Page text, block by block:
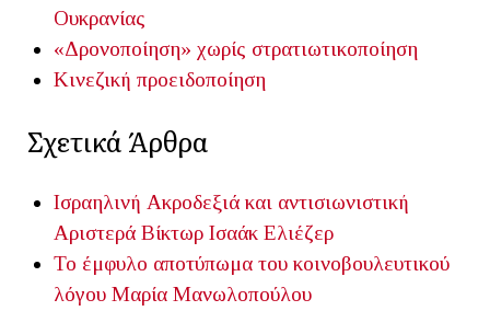
Ουκρανίας
«Δρονοποίηση» χωρίς στρατιωτικοποίηση
Κινεζική προειδοποίηση
Σχετικά Άρθρα
Ισραηλινή Ακροδεξιά και αντισιωνιστική
Αριστερά Βίκτωρ Ισαάκ Ελιέζερ
Το έμφυλο αποτύπωμα του κοινοβουλευτικού
λόγου Μαρία Μανωλοπούλου